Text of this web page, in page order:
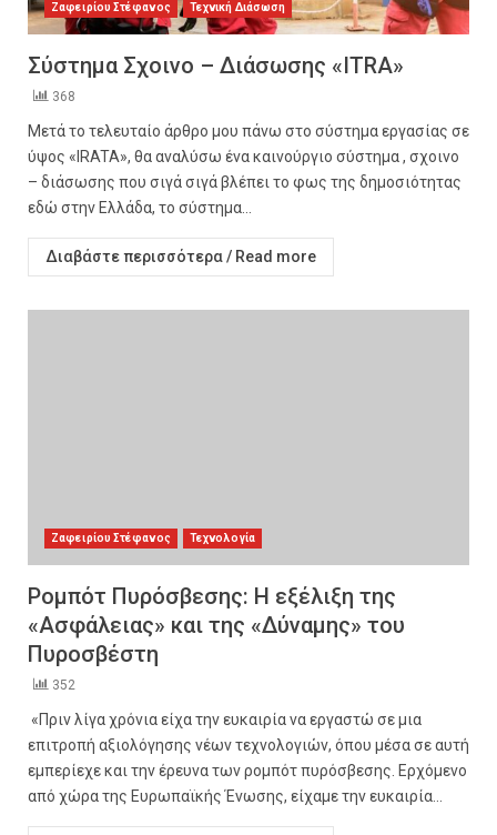
Ζαφειρίου Στέφανος Τεχνική Διάσωση
Σύστημα Σχοινο – Διάσωσης «ITRA»
368
Μετά το τελευταίο άρθρο μου πάνω στο σύστημα εργασίας σε
ύψος «IRATA», θα αναλύσω ένα καινούργιο σύστημα , σχοινο
– διάσωσης που σιγά σιγά βλέπει το φως της δημοσιότητας
εδώ στην Ελλάδα, το σύστημα...
Διαβάστε περισσότερα / Read more
Ζαφειρίου Στέφανος Τεχνολογία
Ρομπότ Πυρόσβεσης: Η εξέλιξη της
«Ασφάλειας» και της «Δύναμης» του
Πυροσβέστη
352
«Πριν λίγα χρόνια είχα την ευκαιρία να εργαστώ σε μια
επιτροπή αξιολόγησης νέων τεχνολογιών, όπου μέσα σε αυτή
εμπερίεχε και την έρευνα των ρομπότ πυρόσβεσης. Ερχόμενο
από χώρα της Ευρωπαϊκής Ένωσης, είχαμε την ευκαιρία...